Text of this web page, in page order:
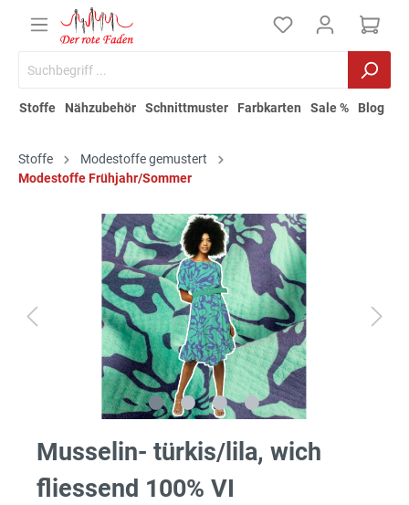
Stoffe Nähzubehör Schnittmuster Farbkarten Sale % Blog
Stoffe
Modestoffe gemustert
Modestoffe Frühjahr/Sommer
Musselin- türkis/lila, wich
fliessend 100% VI